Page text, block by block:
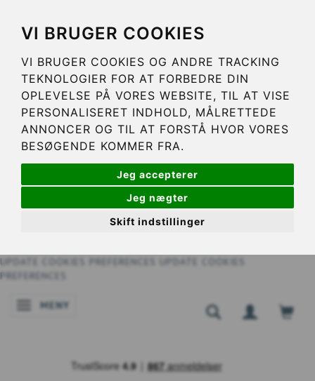
VI BRUGER COOKIES
VI BRUGER COOKIES OG ANDRE TRACKING
TEKNOLOGIER FOR AT FORBEDRE DIN
OPLEVELSE PÅ VORES WEBSITE, TIL AT VISE
PERSONALISERET INDHOLD, MÅLRETTEDE
ANNONCER OG TIL AT FORSTÅ HVOR VORES
BESØGENDE KOMMER FRA.
Jeg accepterer
Jeg nægter
Skift indstillinger
UPDATE COOKIES PREFERENCES
UPDATE COOKIES
PREFERENCES
ÄNDRA NAVIGERING
MENY